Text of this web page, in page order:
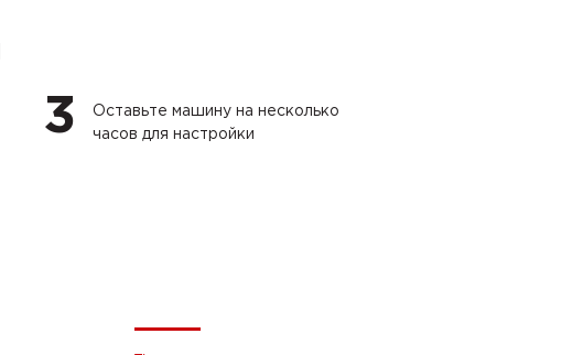
3
Оставьте машину на несколько
часов для настройки